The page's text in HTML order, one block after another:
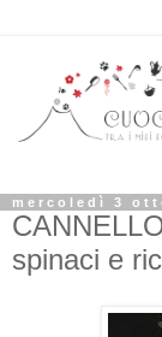
mercoledì 3
spinaci e